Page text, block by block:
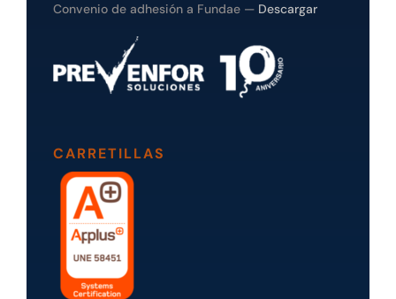
Convenio de adhesión a Fundae — Descargar
CARRETILLAS